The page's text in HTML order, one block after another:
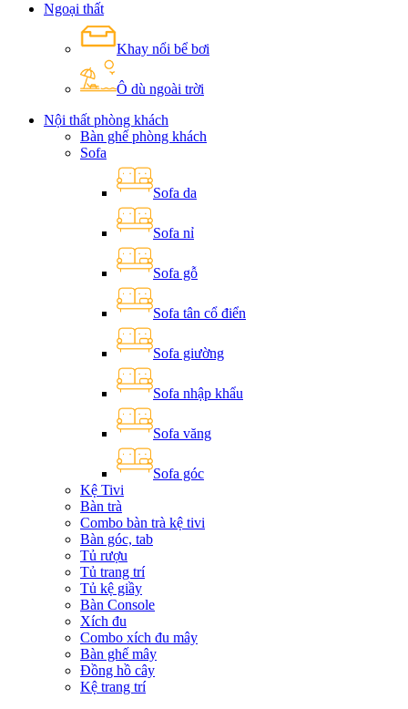
Ngoại thất
Khay nổi bể bơi
Ô dù ngoài trời
Nội thất phòng khách
Bàn ghế phòng khách
Sofa
Sofa da
Sofa nỉ
Sofa gỗ
Sofa tân cổ điển
Sofa giường
Sofa nhập khẩu
Sofa văng
Sofa góc
Kệ Tivi
Bàn trà
Combo bàn trà kệ tivi
Bàn góc, tab
Tủ rượu
Tủ trang trí
Tủ kệ giầy
Bàn Console
Xích đu
Combo xích đu mây
Bàn ghế mây
Đồng hồ cây
Kệ trang trí